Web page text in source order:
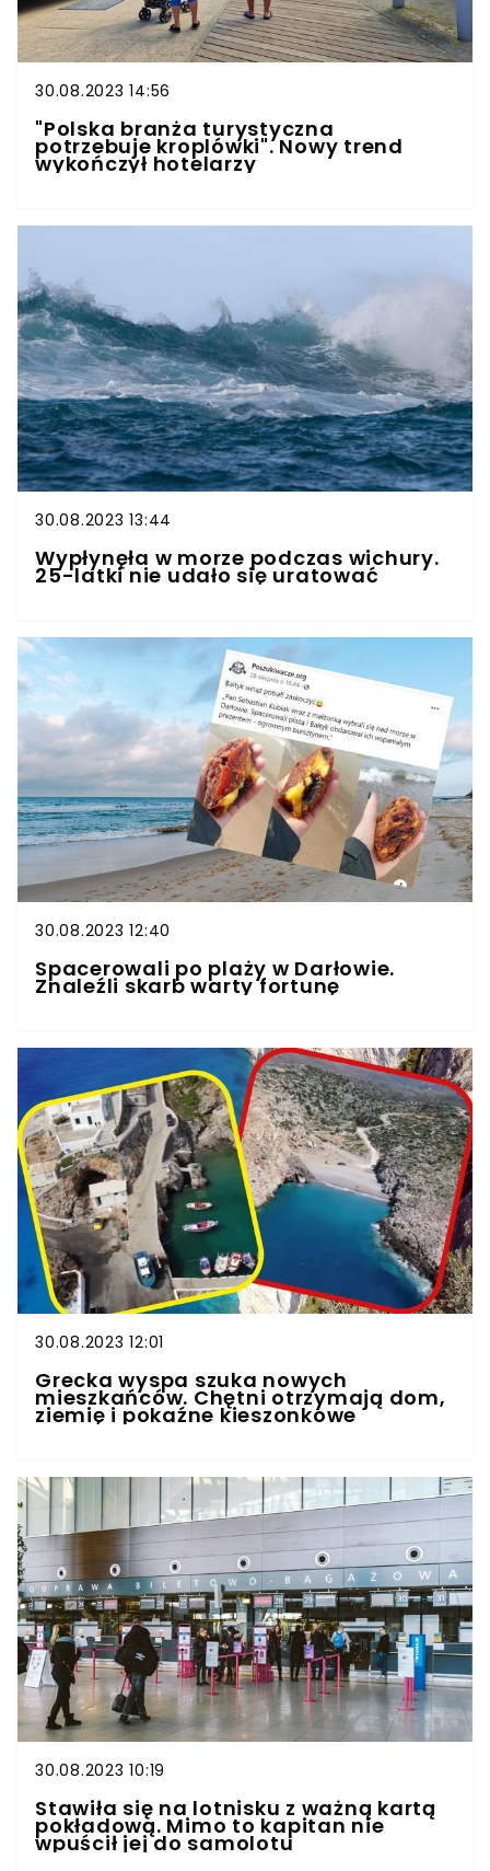
30.08.2023 14:56
"Polska branża turystyczna
potrzebuje kroplówki". Nowy trend
wykończył hotelarzy
30.08.2023 13:44
Wypłynęła w morze podczas wichury.
25-latki nie udało się uratować
30.08.2023 12:40
Spacerowali po plaży w Darłowie.
Znaleźli skarb warty fortunę
30.08.2023 12:01
Grecka wyspa szuka nowych
mieszkańców. Chętni otrzymają dom,
ziemię i pokaźne kieszonkowe
30.08.2023 10:19
Stawiła się na lotnisku z ważną kartą
pokładową. Mimo to kapitan nie
wpuścił jej do samolotu